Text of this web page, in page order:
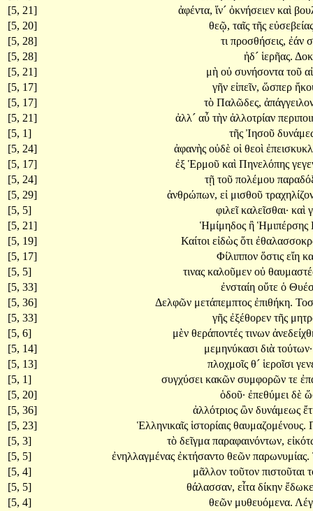
[5, 21]
ἀφέντα, ἵν´ ὀκνήσειεν καὶ
[5, 20]
θεῷ, ταῖς τῆς
[5, 28]
τι προσθήσεις, ἐάν
[5, 28]
ἠδ´ ἱερῆας.
[5, 21]
μὴ οὐ συνήσοντα τοῦ
[5, 17]
γῆν εἰπεῖν, ὥσπερ
[5, 17]
τὸ Παλῶδες,
[5, 21]
ἀλλ´ αὖ τὴν ἀλλοτρίαν
[5, 1]
τῆς Ἰησοῦ
[5, 24]
ἀφανὴς οὐδὲ οἱ θεοὶ
[5, 17]
ἐξ Ἑρμοῦ καὶ Πηνελόπης
[5, 24]
τῇ τοῦ πολέμου
[5, 29]
ἀνθρώπων, εἰ μισθοῦ
[5, 5]
φιλεῖκαλεῖσθαι· καὶ
[5, 21]
Ἡμίμηδος ἢ Ἡμιπέρσης
[5, 19]
Καίτοι εἰδὼς ὅτι
[5, 17]
Φίλιππον ὅστις εἴη
[5, 5]
τινας καλοῦμεν οὐ
[5, 33]
ἐνσταίη οὔτε ὁ
[5, 36]
Δελφῶν μετάπεμπτος ἐπιθήκη.
[5, 33]
γῆς ἐξέθορεν τῆς
[5, 6]
μὲν θεράποντές τινων
[5, 14]
μεμηνύκασι διὰ τούτων·
[5, 13]
πλοχμοῖς θ´ ἱεροῖσι
[5, 1]
συγχύσει κακῶν συμφορῶν τε
[5, 20]
ὁδοῦ· ἐπεθύμει δὲ
[5, 36]
ἀλλότριος ὢν δυνάμεως
[5, 23]
Ἑλληνικαῖς ἱστορίαις θαυμαζομένους.
[5, 3]
τὸ δεῖγμα παραφαινόντων,
[5, 5]
ἐνηλλαγμένας ἐκτήσαντο θεῶν παρωνυμίας.
[5, 4]
μᾶλλον τοῦτον πιστοῦται
[5, 5]
θάλασσαν, εἶτα δίκην
[5, 4]
θεῶν μυθευόμενα.